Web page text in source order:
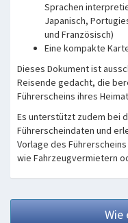
Sprachen
Japanisch,
und Französisch)
Eine kompakte
Dieses Dokument ist
Reisende gedacht, die
Führerscheins ihres
Es unterstützt zudem bei
Führerscheindaten und
Vorlage des
wie Fahrzeugvermietern
Wie